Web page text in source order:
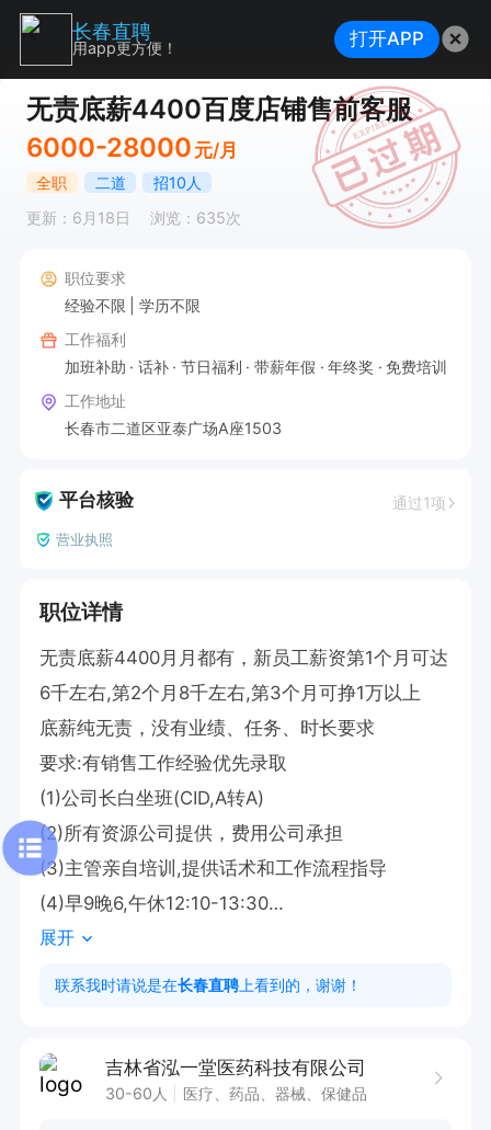
无责底薪4400百度店铺售前客服
6000-28000 元/月
全职 二道
招10人
更新：6月18日
浏览：635次
职位要求
经验不限
学历不限
工作福利
加班补助
话补 节日福利 带薪年假 年终奖
免费培训
工作地址
长春市二道区亚泰广场A座1503
平台核验 通过1项
营业执照
职位详情
无责底薪4400月月都有，新员工薪资第1个月可达
6千左右,第2个月8千左右,第3个月可挣1万以上
底薪纯无责，没有业绩、任务、时长要求
要求:有销售工作经验优先录取
(1)公司长白坐班(CID,A转A)
(2)所有资源公司提供，费用公司承担
(3)主管亲自培训,提供话术和工作流程指导
(4)早9晚6,午休12:10-13:30
(5)每个月15号开支，公司不收取任何费用
(6)不限性别学历经验专业
成3%~12%+叠加奖金
展开
联系我时请说是在长春直聘 上看到的，谢谢！
吉林省泓一堂医药科技有限公司
30-60人 医疗、药品、器械、保健品
长春直聘
用app更方便！ 打开APP